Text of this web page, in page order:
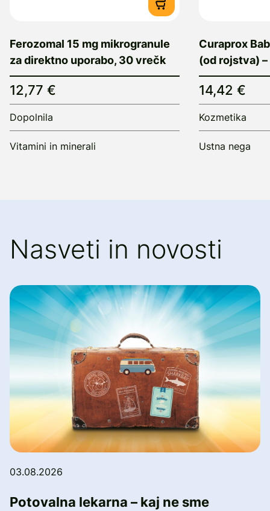
Ferozomal 15 mg mikrogranule
za direktno uporabo, 30 vrečk
12,77 €
Dopolnila
Vitamini in minerali
Curaprox
(od rojstva) –
14,42 €
Kozmetika
Ustna nega
Nasveti in novosti
03.08.2026
Potovalna lekarna – kaj ne sme